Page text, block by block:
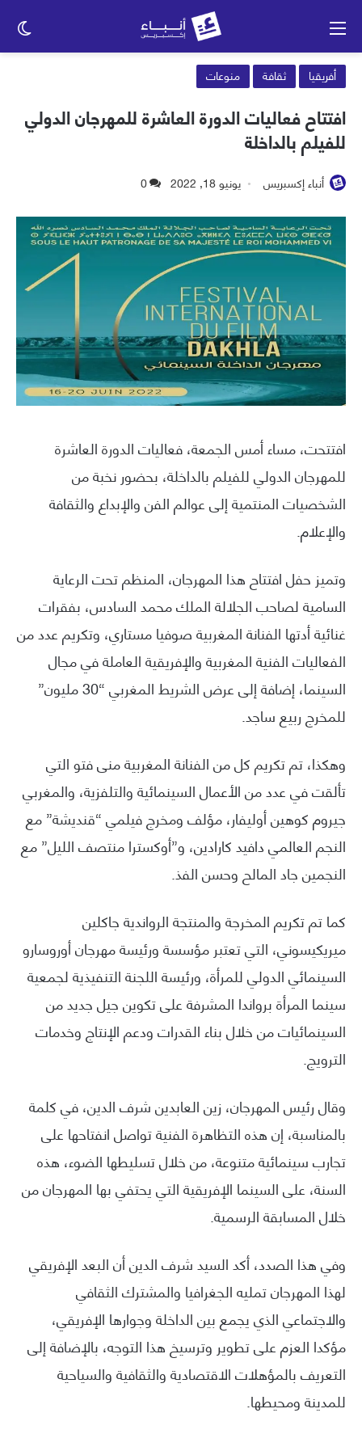
أفريقيا ثقافة منوعات
افتتاح فعاليات الدورة العاشرة للمهرجان الدولي
للفيلم بالداخلة
أنباء إكسبريس يونيو 18, 2022 0
افتتحت، مساء أمس الجمعة، فعاليات الدورة العاشرة
للمهرجان الدولي للفيلم بالداخلة، بحضور نخبة من
الشخصيات المنتمية إلى عوالم الفن والإبداع والثقافة
والإعلام.
وتميز حفل افتتاح هذا المهرجان، المنظم تحت الرعاية
السامية لصاحب الجلالة الملك محمد السادس، بفقرات
غنائية أدتها الفنانة المغربية صوفيا مستاري، وتكريم عدد من
الفعاليات الفنية المغربية والإفريقية العاملة في مجال
السينما، إضافة إلى عرض الشريط المغربي “30 مليون”
للمخرج ربيع ساجد.
وهكذا، تم تكريم كل من الفنانة المغربية منى فتو التي
تألقت في عدد من الأعمال السينمائية والتلفزية، والمغربي
جيروم كوهين أوليفار، مؤلف ومخرج فيلمي “قنديشة” مع
النجم العالمي دافيد كارادين، و”أوكسترا منتصف الليل” مع
النجمين جاد المالح وحسن الفذ.
كما تم تكريم المخرجة والمنتجة الرواندية جاكلين
ميريكيسوني، التي تعتبر مؤسسة ورئيسة مهرجان أوروسارو
السينمائي الدولي للمرأة، ورئيسة اللجنة التنفيذية لجمعية
سينما المرأة برواندا المشرفة على تكوين جيل جديد من
السينمائيات من خلال بناء القدرات ودعم الإنتاج وخدمات
الترويج.
وقال رئيس المهرجان، زين العابدين شرف الدين، في كلمة
بالمناسبة، إن هذه التظاهرة الفنية تواصل انفتاحها على
تجارب سينمائية متنوعة، من خلال تسليطها الضوء، هذه
السنة، على السينما الإفريقية التي يحتفي بها المهرجان من
خلال المسابقة الرسمية.
وفي هذا الصدد، أكد السيد شرف الدين أن البعد الإفريقي
لهذا المهرجان تمليه الجغرافيا والمشترك الثقافي
والاجتماعي الذي يجمع بين الداخلة وجوارها الإفريقي،
مؤكدا العزم على تطوير وترسيخ هذا التوجه، بالإضافة إلى
التعريف بالمؤهلات الاقتصادية والثقافية والسياحية
للمدينة ومحيطها.